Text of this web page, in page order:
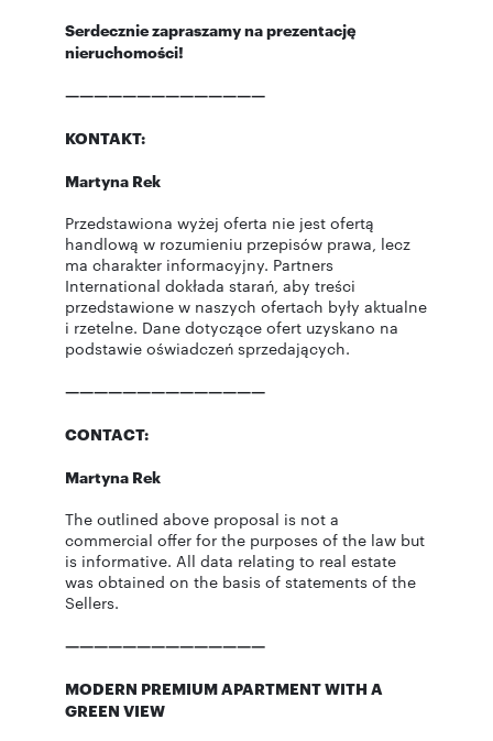
Serdecznie zapraszamy na prezentację
nieruchomości!
——————————————
KONTAKT:
Martyna Rek
Przedstawiona wyżej oferta nie jest ofertą
handlową w rozumieniu przepisów prawa, lecz
ma charakter informacyjny. Partners
International dokłada starań, aby treści
przedstawione w naszych ofertach były aktualne
i rzetelne. Dane dotyczące ofert uzyskano na
podstawie oświadczeń sprzedających.
——————————————
CONTACT:
Martyna Rek
The outlined above proposal is not a
commercial offer for the purposes of the law but
is informative. All data relating to real estate
was obtained on the basis of statements of the
Sellers.
——————————————
MODERN PREMIUM APARTMENT WITH A
GREEN VIEW